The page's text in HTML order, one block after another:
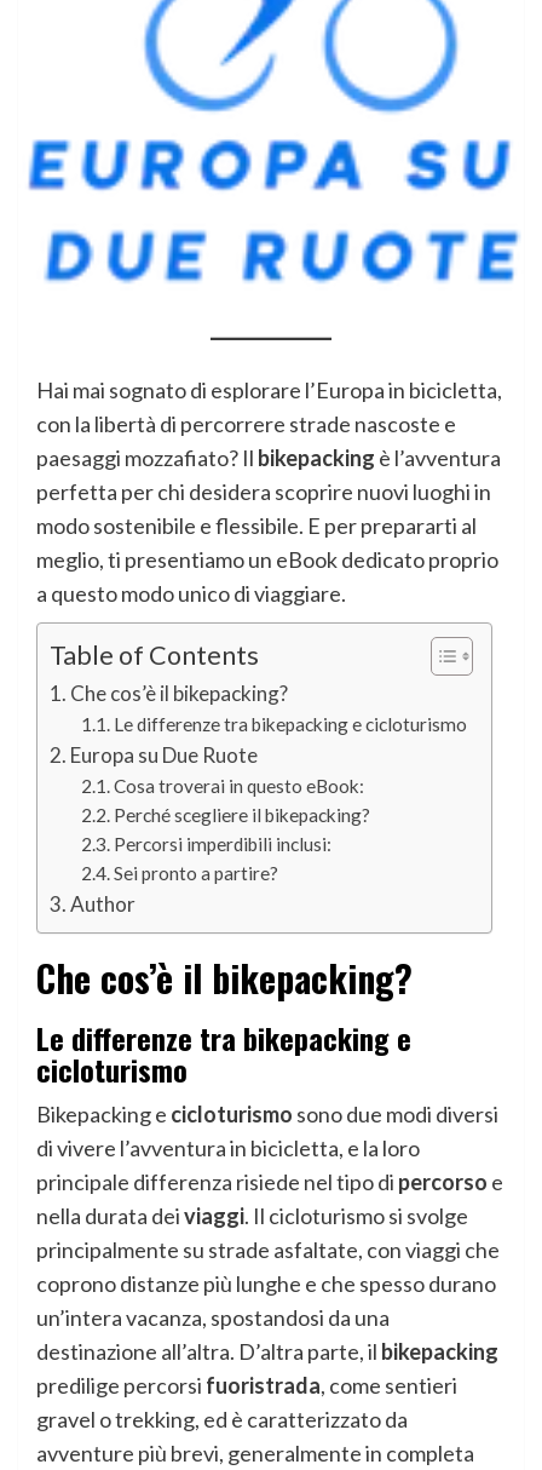
Hai mai sognato di esplorare l’Europa in bicicletta,
con la libertà di percorrere strade nascoste e
paesaggi mozzafiato? Il bikepacking è l’avventura
perfetta per chi desidera scoprire nuovi luoghi in
modo sostenibile e flessibile. E per prepararti al
meglio, ti presentiamo un eBook dedicato proprio
a questo modo unico di viaggiare.
Table of Contents
Che cos’è il bikepacking?
Le differenze tra bikepacking e cicloturismo
Europa su Due Ruote
Cosa troverai in questo eBook:
Perché scegliere il bikepacking?
Percorsi imperdibili inclusi:
Sei pronto a partire?
Author
Che cos’è il bikepacking?
Le differenze tra bikepacking e
cicloturismo
Bikepacking e cicloturismo sono due modi diversi
di vivere l’avventura in bicicletta, e la loro
principale differenza risiede nel tipo di percorso e
nella durata deiviaggi. Il cicloturismo si svolge
principalmente su strade asfaltate, con viaggi che
coprono distanze più lunghe e che spesso durano
un’intera vacanza, spostandosi da una
destinazione all’altra. D’altra parte, il bikepacking
predilige percorsi fuoristrada, come sentieri
gravel o trekking, ed è caratterizzato da
avventure più brevi, generalmente in completa